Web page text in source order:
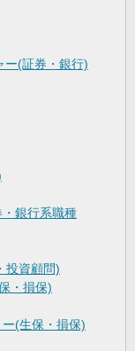
ー(証券・銀行)
銀行系職種
投資顧問)
・損保)
(生保・損保)